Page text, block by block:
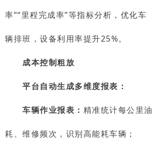
率”“里程完成率”等指标分析，优化车
辆排班，设备利用率提升25%。
成本控制粗放
平台自动生成多维度报表：
车辆作业报表： 精准统计每公里油
耗、维修频次，识别高能耗车辆；